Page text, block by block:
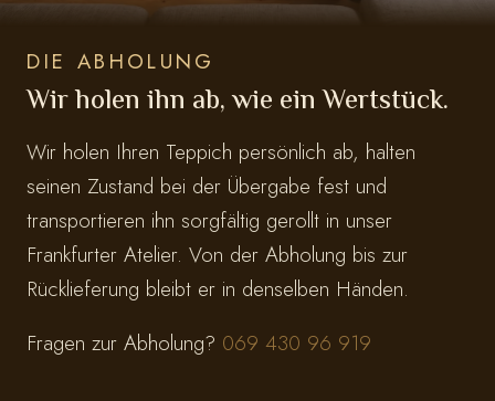
DIE ABHOLUNG
Wir holen ihn ab, wie ein Wertstück.
Wir holen Ihren Teppich persönlich ab, halten
seinen Zustand bei der Übergabe fest und
transportieren ihn sorgfältig gerollt in unser
Frankfurter Atelier. Von der Abholung bis zur
Rücklieferung bleibt er in denselben Händen.
Fragen zur Abholung? 069 430 96 919